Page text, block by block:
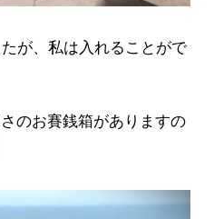
が、私は入れることがで
のお賽銭箱がありますの